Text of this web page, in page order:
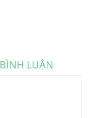
BÌNH LUẬN